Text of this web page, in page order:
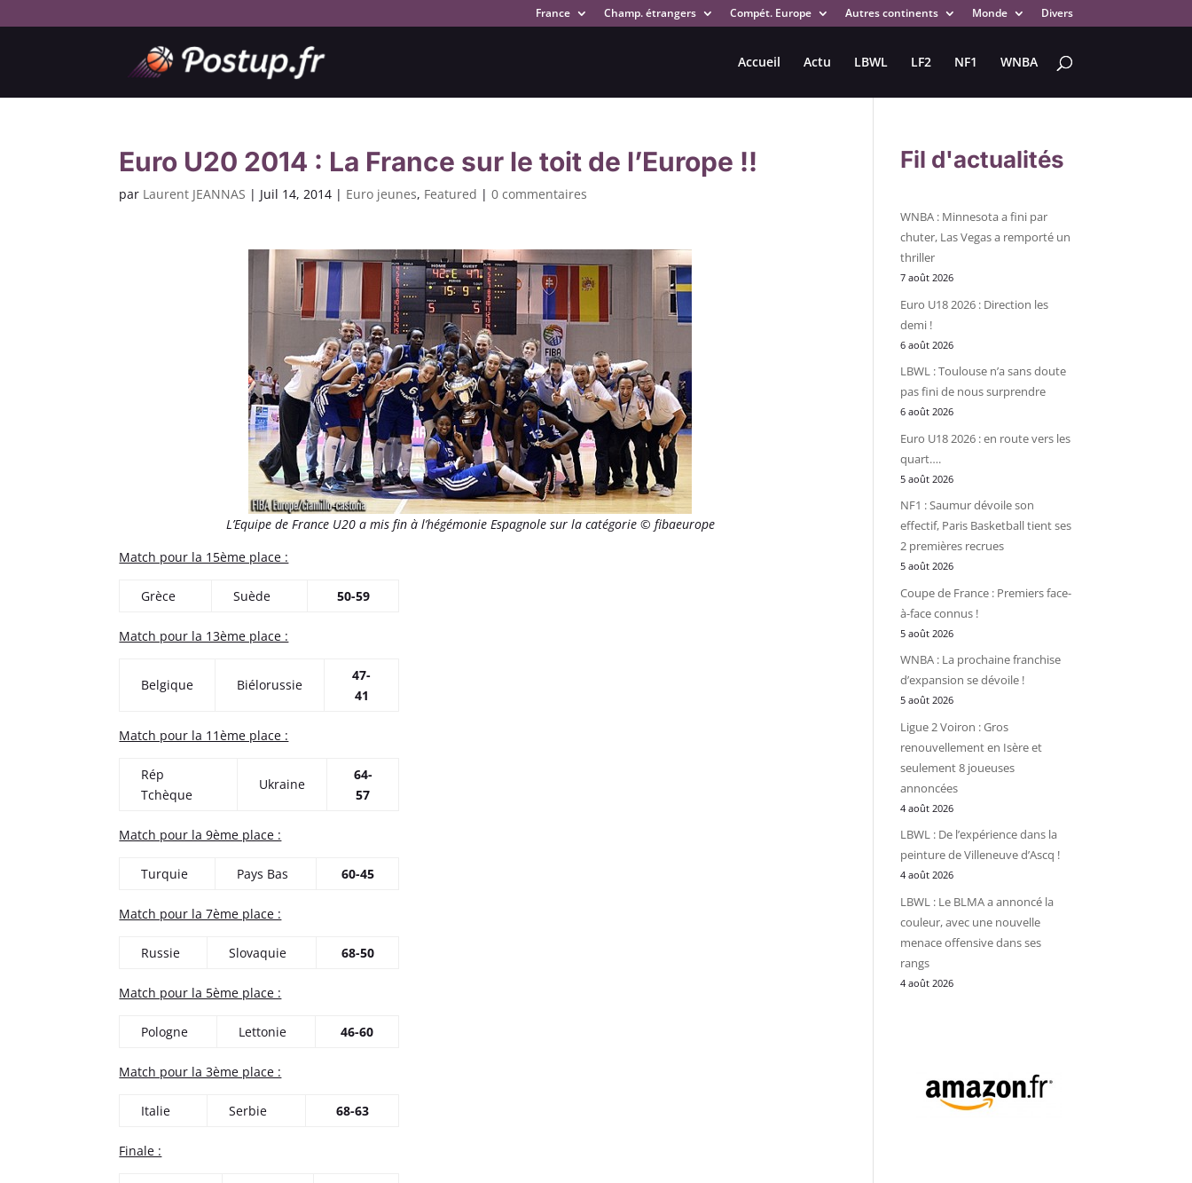
France Champ. étrangers Compét. Europe Autres continents Monde Divers
Accueil Actu LBWL LF2 NF1 WNBA
Euro U20 2014 : La France sur le toit de l’Europe !!
par Laurent JEANNAS | Juil 14, 2014 | Euro jeunes, Featured |0 commentaires
L’Equipe de France U20 a mis fin à l’hégémonie Espagnole sur la catégorie © fibaeurope
Match pour la 15ème place :
Grèce Suède 50-59
Match pour la 13ème place :
Belgique Biélorussie
47-
41
Match pour la 11ème place :
Rép
Tchèque
Ukraine
64-
57
Match pour la 9ème place :
Turquie Pays Bas 60-45
Match pour la 7ème place :
Russie Slovaquie 68-50
Match pour la 5ème place :
Pologne Lettonie 46-60
Match pour la 3ème place :
Italie Serbie 68-63
Finale :
Fil d'actualités
WNBA : Minnesota a fini par
chuter, Las Vegas a remporté un
thriller
7 août 2026
Euro U18 2026 : Direction les
demi !
6 août 2026
LBWL : Toulouse n’a sans doute
pas fini de nous surprendre
6 août 2026
Euro U18 2026 : en route vers les
quart….
5 août 2026
NF1 : Saumur dévoile son
effectif, Paris Basketball tient ses
2 premières recrues
5 août 2026
Coupe de France : Premiers face-
à-face connus !
5 août 2026
WNBA : La prochaine franchise
d’expansion se dévoile !
5 août 2026
Ligue 2 Voiron : Gros
renouvellement en Isère et
seulement 8 joueuses
annoncées
4 août 2026
LBWL : De l’expérience dans la
peinture de Villeneuve d’Ascq !
4 août 2026
LBWL : Le BLMA a annoncé la
couleur, avec une nouvelle
menace offensive dans ses
rangs
4 août 2026